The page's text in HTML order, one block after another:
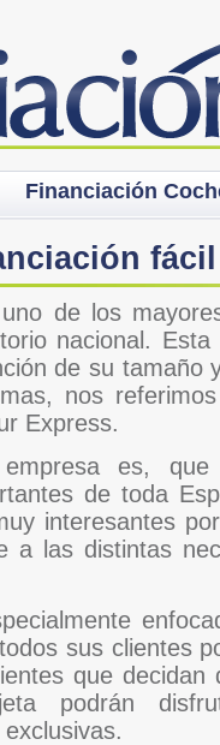
Financiación
de los
nacional.
de su tamaño
nos
Express.
es,
de toda
interesantes
a las distintas
sus clientes
que decidan
podrán